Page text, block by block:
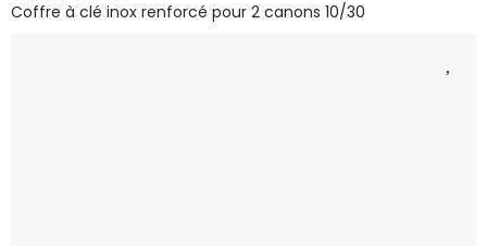
Coffre à clé inox renforcé pour 2 canons 10/30